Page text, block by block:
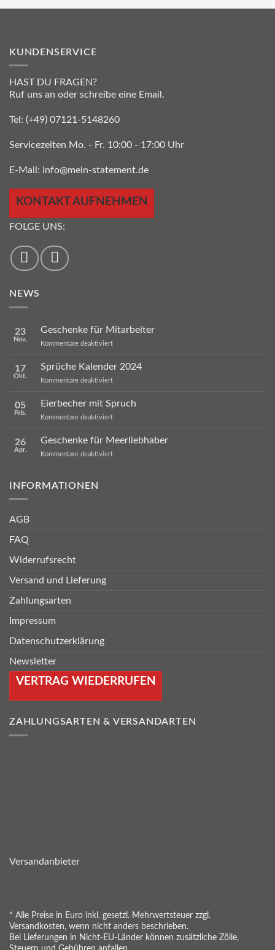
KUNDENSERVICE
HAST DU FRAGEN?
Ruf uns an oder schreibe eine Email.
Tel: (+49) 07121-5148260
Servicezeiten Mo. - Fr. 10:00 - 17:00 Uhr
E-Mail: info@mein-statement.de
KONTAKT AUFNEHMEN
FOLGE UNS:
NEWS
23
Nov.
Geschenke für Mitarbeiter
Kommentare deaktiviertfür
Mitarbeiter
17
Okt.
Sprüche Kalender 2024
Kommentare deaktiviertfür
2024
05
Feb.
Eierbecher mit Spruch
Kommentare deaktiviertfür
Spruch
26
Apr.
Geschenke für Meerliebhaber
Kommentare deaktiviertfür
INFORMATIONEN
AGB
FAQ
Widerrufsrecht
Versand und Lieferung
Zahlungsarten
Impressum
Datenschutzerklärung
Newsletter
VERTRAG WIEDERRUFEN
ZAHLUNGSARTEN & VERSANDARTEN
Versandanbieter
* Alle Preise in Euro inkl. gesetzl. Mehrwertsteuer zzgl.
Versandkosten, wenn nicht anders beschrieben.
Bei Lieferungen in Nicht-EU-Länder können zusätzliche Zölle,